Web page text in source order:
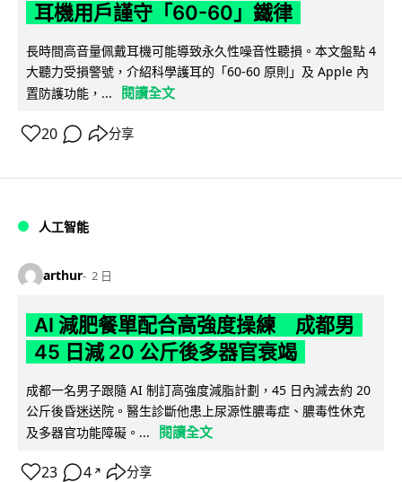
耳機用戶謹守「60-60」鐵律
長時間高音量佩戴耳機可能導致永久性噪音性聽損。本文盤點 4
大聽力受損警號，介紹科學護耳的「60-60 原則」及 Apple 內
置防護功能，...
閱讀全文
20 分享
人工智能
arthur 2 日
AI 減肥餐單配合高強度操練 成都男
45 日減 20 公斤後多器官衰竭
成都一名男子跟隨 AI 制訂高強度減脂計劃，45 日內減去約 20
公斤後昏迷送院。醫生診斷他患上尿源性膿毒症、膿毒性休克
及多器官功能障礙。...
閱讀全文
23 4 ↗ 分享